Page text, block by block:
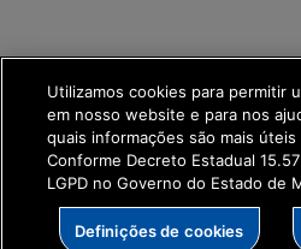
Transformação Digital
get_footer();
Utilizamos cookies para permitir
em nosso website e para nos
quais informações são mais
Conforme Decreto Estadual
LGPD no Governo do Estado de
Definições de cookies